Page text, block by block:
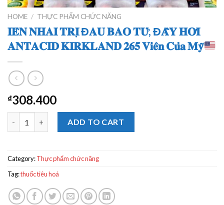
HOME / THỰC PHẨM CHỨC NĂNG
𝐈𝐄̂𝐍 𝐍𝐇𝐀𝐈 𝐓𝐑𝐈̣ Đ𝐀𝐔 𝐁𝐀𝐎 𝐓𝐔̛̉, Đ𝐀̂̀𝐘 𝐇𝐎̛𝐈
𝐀𝐍𝐓𝐀𝐂𝐈𝐃 𝐊𝐈𝐑𝐊𝐋𝐀𝐍𝐃 𝟐𝟔𝟓 𝐕𝐢𝐞̂𝐧 𝐂𝐮̉𝐚 𝐌𝐲̃
₫308.400
ADD TO CART
Category:Thực phẩm chức năng
Tag:thuốc tiêu hoá